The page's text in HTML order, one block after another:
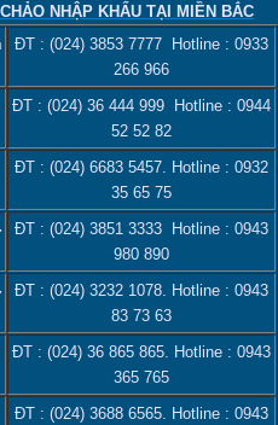
NHẬP KHẨU TẠI MIỀN BẮC
ĐT : (024) 3853 7777 Hotline : 0933
266 966
ĐT : (024) 36 444 999 Hotline : 0944
52 52 82
ĐT : (024) 6683 5457 . Hotline : 0932
35 65 75
ĐT : (024) 3851 3333 Hotline : 0943
980 890
ĐT : (024) 3232 1078 . Hotline : 0943
83 73 63
ĐT : (024) 36 865 865 . Hotline : 0943
365 765
ĐT : (024) 3688 6565 . Hotline : 0943